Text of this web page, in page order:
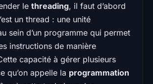
le threading, il faut d’abord
un thread : une unité
sein d’un programme qui permet
instructions de manière
capacité à gérer plusieurs
qu’on appelle la programmation